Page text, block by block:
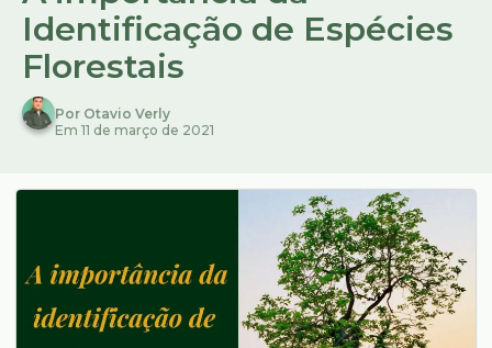
Identificação de Espécies
Florestais
Por Otavio Verly
Em 11 de março de 2021